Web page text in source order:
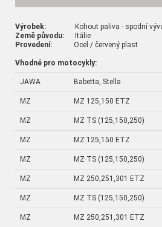
Výrobek: Kohout paliva - spodní
Země původu: Itálie
Provedení: Ocel / červený plast
Vhodné pro motocykly:
JAWA Babetta, Stella
MZ MZ 125,150 ETZ
MZ MZ TS (125,150,250)
MZ MZ 125,150 ETZ
MZ MZ TS (125,150,250)
MZ MZ 250,251,301 ETZ
MZ MZ TS (125,150,250)
MZ MZ 250,251,301 ETZ